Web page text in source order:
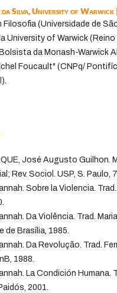
da Silva,University of Warwick
Filosofia (Universidade de
University of Warwick
da Monash-Warwick
Foucault" (CNPq/
José Augusto Guilhon.
Rev. Sociol. USP, S.
Sobre la Violencia.
Da Violência. Trad.
de Brasília, 1985.
Da Revolução. Trad.
1988.
La Condición Humana.
2001.